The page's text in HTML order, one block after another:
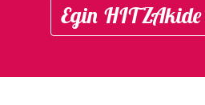
Egin HITZAkide